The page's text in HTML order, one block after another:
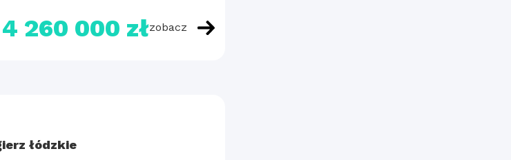
4 260 000 złzobacz
łódzkie